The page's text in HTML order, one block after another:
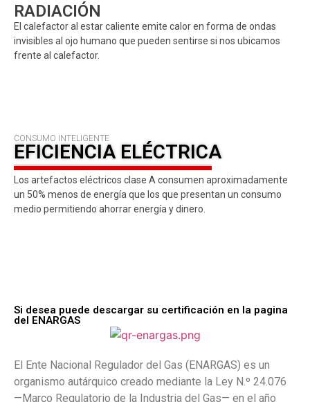
RADIACIÓN
El calefactor al estar caliente emite calor en forma de ondas
invisibles al ojo humano que pueden sentirse si nos ubicamos
frente al calefactor.
CONSUMO INTELIGENTE
EFICIENCIA ELÉCTRICA
Los artefactos eléctricos clase A consumen aproximadamente
un 50% menos de energía que los que presentan un consumo
medio permitiendo ahorrar energía y dinero.
Si desea puede descargar su certificación en la pagina
del ENARGAS
El Ente Nacional Regulador del Gas (ENARGAS) es un
organismo autárquico creado mediante la Ley N.º 24.076
—Marco Regulatorio de la Industria del Gas— en el año